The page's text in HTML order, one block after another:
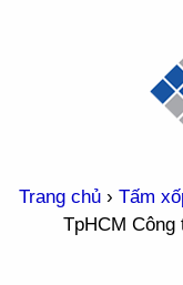
Trang chủ › Tấm
TpHCM